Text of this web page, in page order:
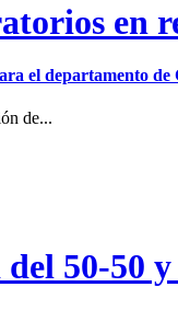
en
el departamento de
de...
50-50